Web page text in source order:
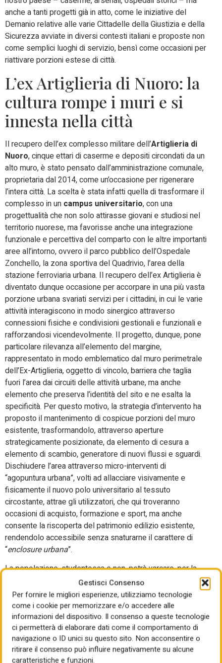
Gestisci Consenso
Per fornire le migliori esperienze, utilizziamo tecnologie
come i cookie per memorizzare e/o accedere alle
informazioni del dispositivo. Il consenso a queste tecnologie
ci permetterà di elaborare dati come il comportamento di
navigazione o ID unici su questo sito. Non acconsentire o
ritirare il consenso può influire negativamente su alcune
caratteristiche e funzioni.
anche a tanti progetti già in atto, come le iniziative del
Demanio relative alle varie Cittadelle della Giustizia e della
Sicurezza avviate in diversi contesti italiani e proposte non
come semplici luoghi di servizio, bensì come occasioni per
riattivare porzioni estese di città.
L’ex Artiglieria di Nuoro: la
cultura rompe i muri e si
innesta nella città
Il recupero dell’ex complesso militare dell’Artiglieria di
Nuoro, cinque ettari di caserme e depositi circondati da un
alto muro, è stato pensato dall’amministrazione comunale,
proprietaria dal 2014, come un’occasione per rigenerare
l’intera città. La scelta è stata infatti quella di trasformare il
complesso in un campus universitario, con una
progettualità che non solo attirasse giovani e studiosi nel
territorio nuorese, ma favorisse anche una integrazione
funzionale e percettiva del comparto con le altre importanti
aree all’intorno, ovvero il parco pubblico dell’Ospedale
Zonchello, la zona sportiva del Quadrivio, l’area della
stazione ferroviaria urbana. Il recupero dell’ex Artiglieria è
diventato dunque occasione per accorpare in una più vasta
porzione urbana svariati servizi per i cittadini, in cui le varie
attività interagiscono in modo sinergico attraverso
connessioni fisiche e condivisioni gestionali e funzionali e
rafforzandosi vicendevolmente. Il progetto, dunque, pone
particolare rilevanza all’elemento del margine,
rappresentato in modo emblematico dal muro perimetrale
dell’Ex-Artiglieria, oggetto di vincolo, barriera che taglia
fuori l’area dai circuiti delle attività urbane, ma anche
elemento che preserva l’identità del sito e ne esalta la
specificità. Per questo motivo, la strategia d’intervento ha
proposto il mantenimento di cospicue porzioni del muro
esistente, trasformandolo, attraverso aperture
strategicamente posizionate, da elemento di cesura a
elemento di scambio, generatore di nuovi flussi e sguardi.
Dischiudere l’area attraverso micro-interventi di
“agopuntura urbana”, volti ad allacciare visivamente e
fisicamente il nuovo polo universitario al tessuto
circostante, attrae gli utilizzatori, che qui troveranno
occasioni di acquisto, formazione e sport, ma anche
consente la riscoperta del patrimonio edilizio esistente,
rendendolo accessibile senza snaturarne il carattere di
“enclosure urbana”.
La popolazione, studentesca e non, potrà varcare, per la
prima volta liberamente, le nuove soglie, e utilizzare non
solo gli edifici, cioè i pieni, ma anche i vuoti, cioè gli spazi
che si frappongono tra questi e che rappresentano il
tessuto connettivo alberato; studentato, aree studio e
ricerca, spazi per esposizioni e il centro polisportivo sono
già in costruzione, come primo tassello della nuova vita del
comparto.